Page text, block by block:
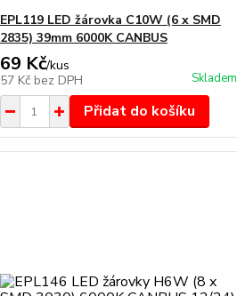
EPL119 LED žárovka C10W (6 x SMD
2835) 39mm 6000K CANBUS
69 Kč/kus
57 Kč bez DPH Skladem
Přidat do košíku